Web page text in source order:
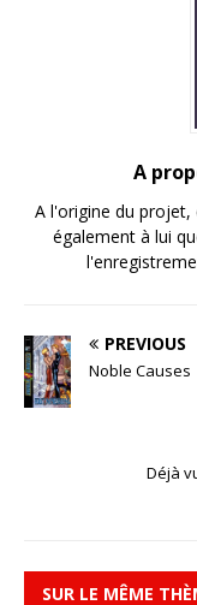
A
A l'origine du
également à lui
PREVIOUS
Noble Causes
Déjà
SUR LE MÊME